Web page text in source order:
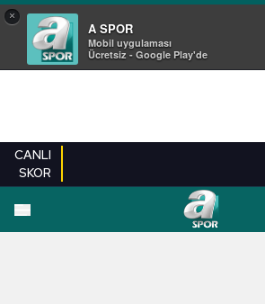
×
A SPOR
Mobil uygulaması
Ücretsiz - Google Play'de
CANLI
SKOR